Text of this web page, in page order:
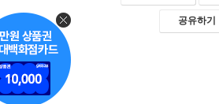
공유하기